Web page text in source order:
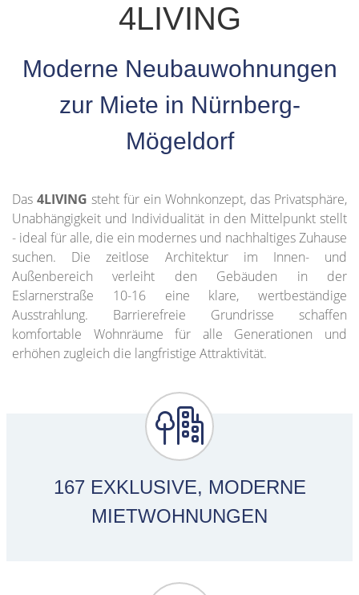
4LIVING
Moderne Neubauwohnungen
zur Miete in Nürnberg-
Mögeldorf
Das 4LIVING steht für ein Wohnkonzept, das Privatsphäre,
Unabhängigkeit und Individualität in den Mittelpunkt stellt
- ideal für alle, die ein modernes und nachhaltiges Zuhause
suchen. Die zeitlose Architektur im Innen- und
Außenbereich verleiht den Gebäuden in der
Eslarnerstraße 10-16 eine klare, wertbeständige
Ausstrahlung. Barrierefreie Grundrisse schaffen
komfortable Wohnräume für alle Generationen und
erhöhen zugleich die langfristige Attraktivität.
167EXKLUSIVE, MODERNE
MIETWOHNUNGEN